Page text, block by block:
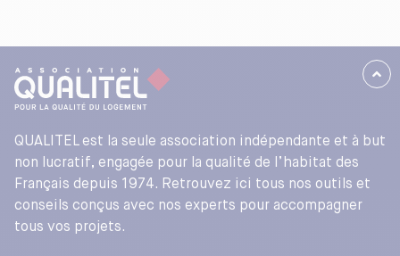
QUALITEL est la seule association indépendante et à but
non lucratif, engagée pour la qualité de l’habitat des
Français depuis 1974. Retrouvez ici tous nos outils et
conseils conçus avec nos experts pour accompagner
tous vos projets.